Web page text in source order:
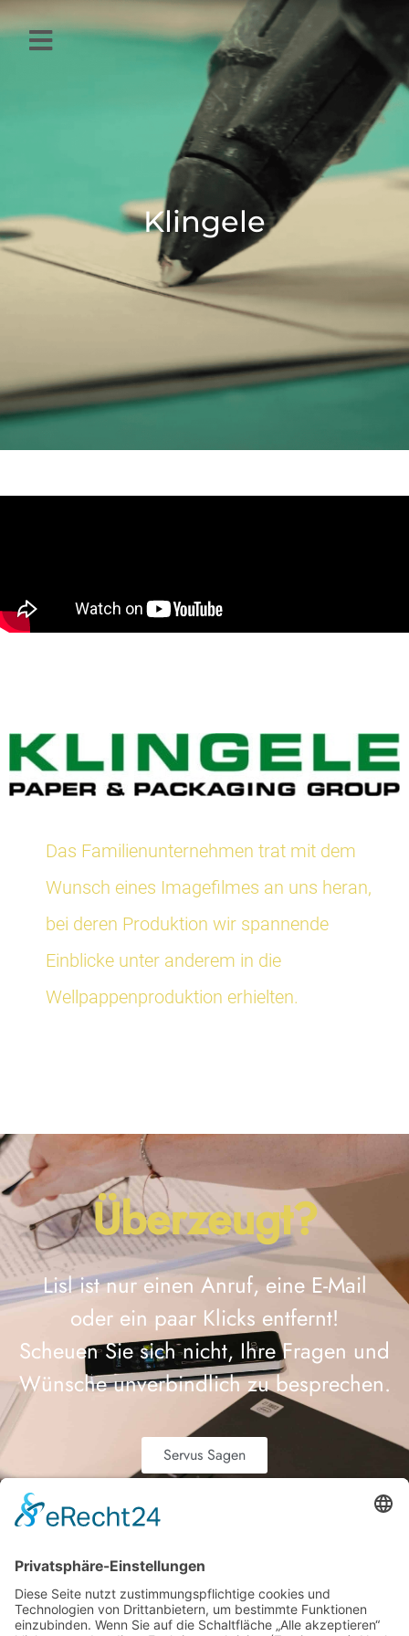
Klingele
Das Familienunternehmen trat mit dem
Wunsch eines Imagefilmes an uns heran,
bei deren Produktion wir spannende
Einblicke unter anderem in die
Wellpappenproduktion erhielten.
Überzeugt?
Lisl ist nur einen Anruf, eine E-Mail
oder ein paar Klicks entfernt!
Scheuen Sie sich nicht, Ihre Fragen und
Wünsche unverbindlich zu besprechen.
Servus Sagen